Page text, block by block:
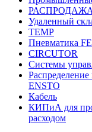
РАСПРОДАЖА
Удаленный
TEMP
Пневматика
CIRCUTOR
Системы
ENSTO
Кабель
КИПиА для
расходом